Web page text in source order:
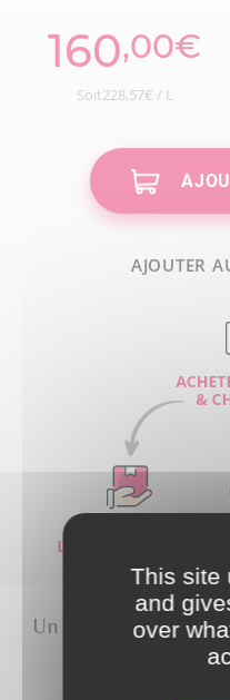
160,00€
Soit228,57€ / L
AJOUTER
Un bourbon
This site
and
over